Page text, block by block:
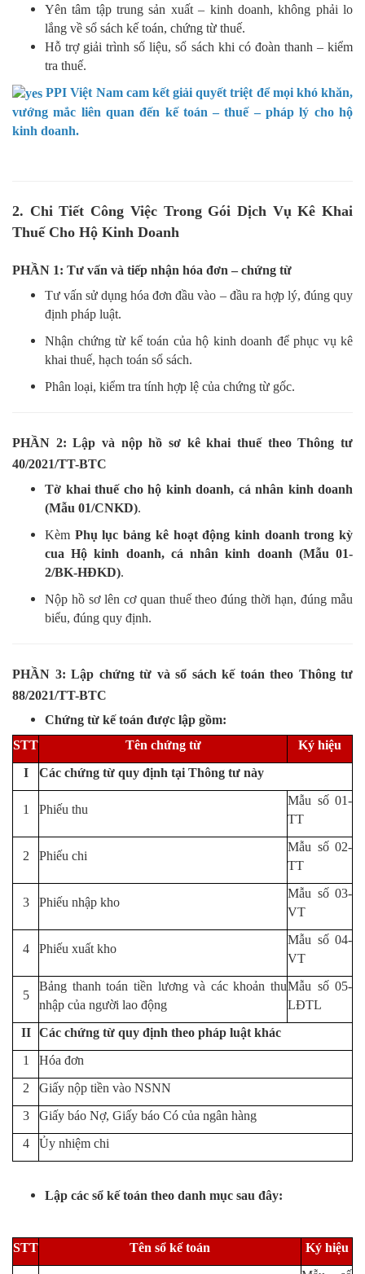
Yên tâm tập trung sản xuất – kinh doanh, không phải lo
lắng về sổ sách kế toán, chứng từ thuế.
Hỗ trợ giải trình số liệu, sổ sách khi có đoàn thanh – kiểm
tra thuế.
PPI Việt Nam cam kết giải quyết triệt để mọi khó khăn,
vướng mắc liên quan đến kế toán – thuế – pháp lý cho hộ
kinh doanh.
2. Chi Tiết Công Việc Trong Gói Dịch Vụ Kê Khai
Thuế Cho Hộ Kinh Doanh
PHẦN 1: Tư vấn và tiếp nhận hóa đơn – chứng từ
Tư vấn sử dụng hóa đơn đầu vào – đầu ra hợp lý, đúng quy
định pháp luật.
Nhận chứng từ kế toán của hộ kinh doanh để phục vụ kê
khai thuế, hạch toán sổ sách.
Phân loại, kiểm tra tính hợp lệ của chứng từ gốc.
PHẦN 2: Lập và nộp hồ sơ kê khai thuế theo Thông tư
40/2021/TT-BTC
Tờ khai thuế cho hộ kinh doanh, cá nhân kinh doanh
(Mẫu 01/CNKD).
Kèm Phụ lục bảng kê hoạt động kinh doanh trong kỳ
cua Hộ kinh doanh, cá nhân kinh doanh (Mẫu 01-
2/BK-HĐKD).
Nộp hồ sơ lên cơ quan thuế theo đúng thời hạn, đúng mẫu
biểu, đúng quy định.
PHẦN 3: Lập chứng từ và sổ sách kế toán theo Thông tư
88/2021/TT-BTC
Chứng từ kế toán được lập gồm:
STT
Tên chứng từ
Ký hiệu
I
Các chứng từ quy định tại Thông tư này
1 Phiếu thu
Mẫu số 01-
TT
2 Phiếu chi
Mẫu số 02-
TT
3 Phiếu nhập kho
Mẫu số 03-
VT
4 Phiếu xuất kho
Mẫu số 04-
VT
5
Bảng thanh toán tiền lương và các khoản thu
nhập của người lao động
Mẫu số 05-
LĐTL
II
Các chứng từ quy định theo pháp luật khác
1
Hóa đơn
2
Giấy nộp tiền vào NSNN
3
Giấy báo Nợ, Giấy báo Có của ngân hàng
4
Ủy nhiệm chi
Lập các sổ kế toán theo danh mục sau đây:
STT Tên sổ kế toán
Ký hiệu